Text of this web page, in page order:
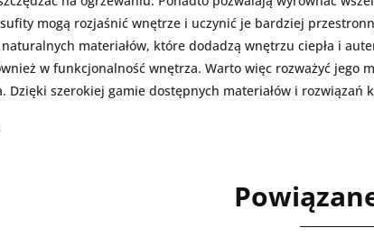
mogą rozjaśnić wnętrze i uczynić je bardziej
materiałów, które dodadzą wnętrzu ciepła i
w funkcjonalność wnętrza. Warto więc rozważyć jego
Dzięki szerokiej gamie dostępnych materiałów i